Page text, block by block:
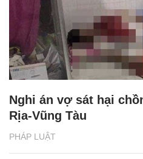
PHÁP LUẬT
Nghi án vợ sát hại
Rịa-Vũng Tàu